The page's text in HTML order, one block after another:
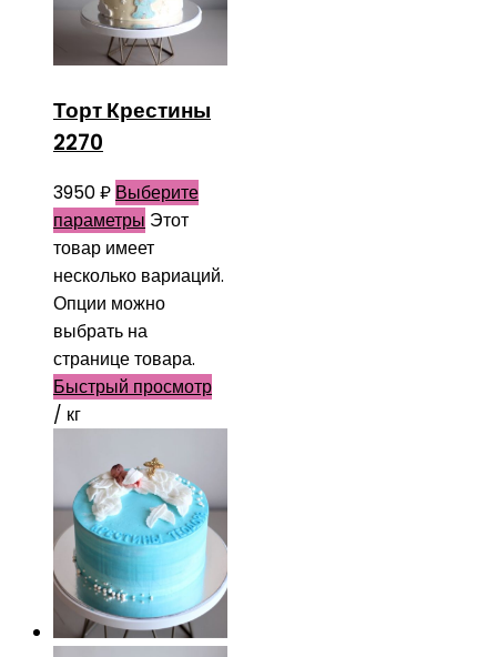
Торт Крестины
2270
3950₽ Выберите
параметры Этот
товар имеет
несколько вариаций.
Опции можно
выбрать на
странице товара.
Быстрый просмотр
/ кг